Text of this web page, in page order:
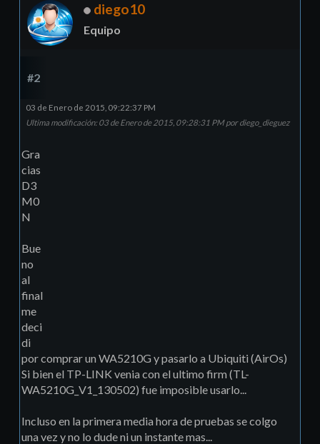
diego10
Equipo
#2
03 de Enero de 2015, 09:22:37 PM
Ultima modificación: 03 de Enero de 2015, 09:28:31 PM por diego_dieguez
Gra
cias
D3
M0
N
Bue
no
al
final
me
deci
di
por comprar un WA5210G y pasarlo a Ubiquiti (AirOs)
Si bien el TP-LINK venia con el ultimo firm (TL-
WA5210G_V1_130502) fue imposible usarlo...
Incluso en la primera media hora de pruebas se colgo
una vez y no lo dude ni un instante mas...